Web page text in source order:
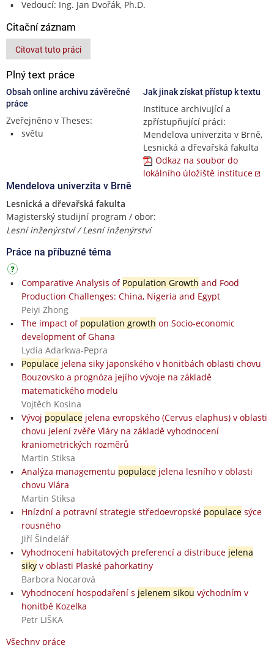
Vedoucí: Ing. Jan Dvořák, Ph.D.
Citační záznam
Citovat tuto práci
Plný text práce
Obsah online archivu závěrečné
práce
Zveřejněno v Theses:
světu
Jak jinak získat přístup k textu
Instituce archivující a
zpřístupňující práci:
Mendelova univerzita v Brně,
Lesnická a dřevařská fakulta
Odkaz na soubor do
lokálního úložiště instituce
Mendelova univerzita v Brně
Lesnická a dřevařská fakulta
Magisterský studijní program / obor:
Lesní inženýrství / Lesní inženýrství
Práce na příbuzné téma
Comparative Analysis of Population Growth and Food
Production Challenges: China, Nigeria and Egypt
Peiyi Zhong
The impact of population growth on Socio-economic
development of Ghana
Lydia Adarkwa-Pepra
Populacejelena siky japonského v honitbách oblasti chovu
Bouzovsko a prognóza jejího vývoje na základě
matematického modelu
Vojtěch Kosina
Vývoj populacejelena evropského (Cervus elaphus) v oblasti
chovu jelení zvěře Vláry na základě vyhodnocení
kraniometrických rozměrů
Martin Stiksa
Analýza managementu populacejelena lesního v oblasti
chovu Vlára
Martin Stiksa
Hnízdní a potravní strategie středoevropské populacesýce
rousného
Jiří Šindelář
Vyhodnocení habitatových preferencí a distribuce jelena
sikyv oblasti Plaské pahorkatiny
Barbora Nocarová
Vyhodnocení hospodaření s jelenem sikou východním v
honitbě Kozelka
Petr LIŠKA
Všechny práce